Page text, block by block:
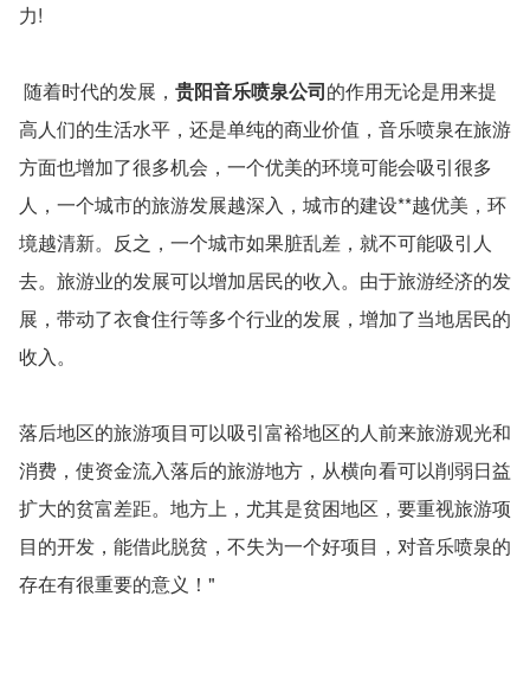
力!
随着时代的发展， 贵阳音乐喷泉公司的作用无论是用来提
高人们的生活水平，还是单纯的商业价值，音乐喷泉在旅游
方面也增加了很多机会，一个优美的环境可能会吸引很多
人，一个城市的旅游发展越深入，城市的建设**越优美，环
境越清新。反之，一个城市如果脏乱差，就不可能吸引人
去。旅游业的发展可以增加居民的收入。由于旅游经济的发
展，带动了衣食住行等多个行业的发展，增加了当地居民的
收入。
落后地区的旅游项目可以吸引富裕地区的人前来旅游观光和
消费，使资金流入落后的旅游地方，从横向看可以削弱日益
扩大的贫富差距。地方上，尤其是贫困地区，要重视旅游项
目的开发，能借此脱贫，不失为一个好项目，对音乐喷泉的
存在有很重要的意义！"